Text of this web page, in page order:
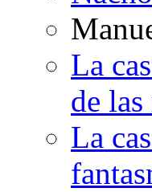
La
de las
La